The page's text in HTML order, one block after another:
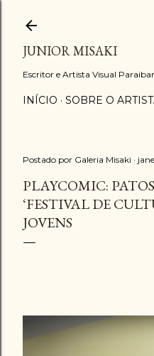
JUNIOR MISAKI
Escritor e Artista Visual
INÍCIO SOBRE O
Postado por Galeria Misaki
PLAYCOMIC:
‘FESTIVAL DE
JOVENS